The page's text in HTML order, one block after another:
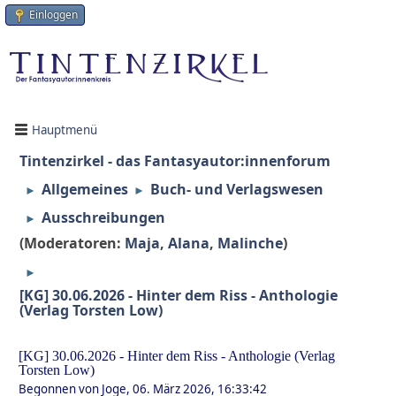
Einloggen
Hauptmenü
Tintenzirkel - das Fantasyautor:innenforum
► Allgemeines ► Buch- und Verlagswesen
► Ausschreibungen
(Moderatoren: Maja, Alana, Malinche)
►
[KG] 30.06.2026 - Hinter dem Riss - Anthologie
(Verlag Torsten Low)
[KG] 30.06.2026 - Hinter dem Riss - Anthologie (Verlag
Torsten Low)
Begonnen von Joge, 06. März 2026, 16:33:42